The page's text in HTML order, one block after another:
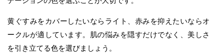
黄ぐすみをカバーしたいならライト、赤みを抑えたいならオ
ークルが適しています。肌の悩みを隠すだけでなく、美しさ
を引き立てる色を選びましょう。